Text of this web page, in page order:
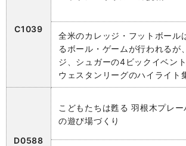
C1039
全米のカレッジ・フットボール
るボール・ゲームが行われるが
ジ、シュガーの4ビックイベン
ウェスタンリーグのハイライト
D0588
こどもたちは甦る 羽根木プレー
の遊び場づくり